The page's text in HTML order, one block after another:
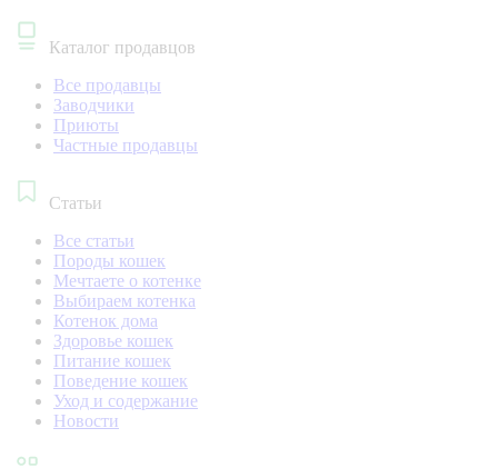
Каталог продавцов
Все продавцы
Заводчики
Приюты
Частные продавцы
Статьи
Все статьи
Породы кошек
Мечтаете о котенке
Выбираем котенка
Котенок дома
Здоровье кошек
Питание кошек
Поведение кошек
Уход и содержание
Новости